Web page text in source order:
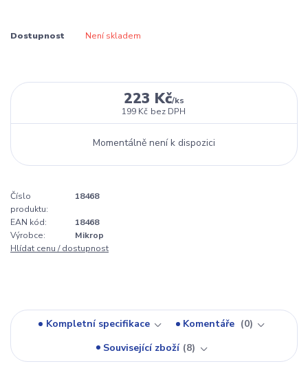
Dostupnost Není skladem
223 Kč/ks
199 Kč bez DPH
Momentálně není k dispozici
Číslo
produktu:
18468
EAN kód:
18468
Výrobce:
Mikrop
Hlídat cenu / dostupnost
Kompletní specifikace Komentáře
0
Související zboží 8